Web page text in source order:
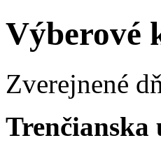
Výberové
Zverejnené
Trenčianska